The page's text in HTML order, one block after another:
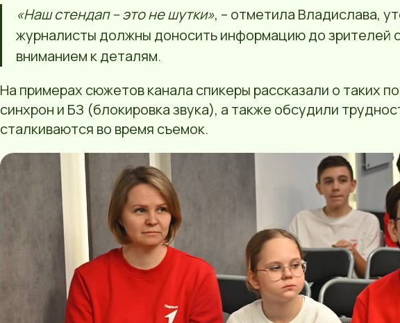
«Наш стендап – это не шутки», – отметила Владислава,
журналисты должны доносить информацию до зрителей
вниманием к деталям.
На примерах сюжетов канала спикеры рассказали о таких
синхрон и БЗ (блокировка звука), а также обсудили
сталкиваются во время съемок.